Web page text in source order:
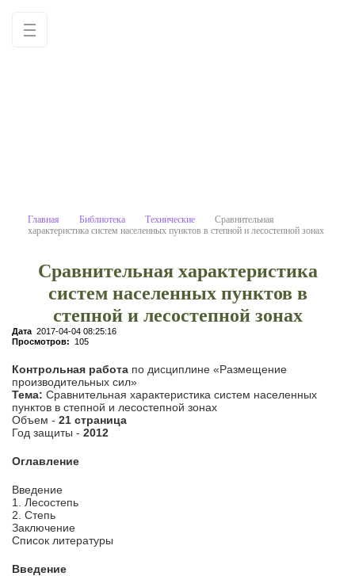
Главная Библиотека Технические
Сравнительная
характеристика систем населенных пунктов в степной и лесостепной зонах
Сравнительная характеристика
систем населенных пунктов в
степной и лесостепной зонах
Дата 2017-04-04 08:25:16
Просмотров:
105
Контрольная работа по дисциплине «Размещение
производительных сил»
Тема: Сравнительная характеристика систем населенных
пунктов в степной и лесостепной зонах
Объем - 21 страница
Год защиты - 2012
Оглавление
Введение
1. Лесостепь
2. Степь
Заключение
Список литературы
Введение